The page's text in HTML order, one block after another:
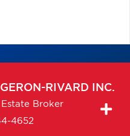
RIVARD INC.
Broker
4652